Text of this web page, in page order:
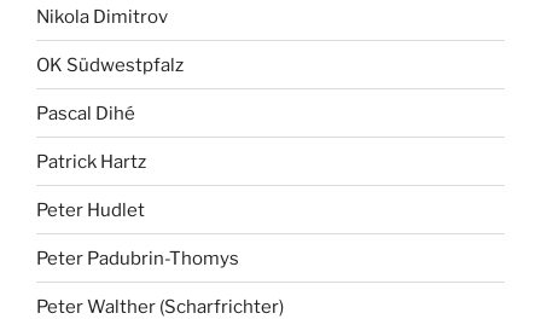
Nikola Dimitrov
OK Südwestpfalz
Pascal Dihé
Patrick Hartz
Peter Hudlet
Peter Padubrin-Thomys
Peter Walther (Scharfrichter)